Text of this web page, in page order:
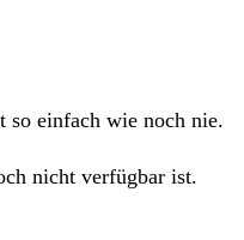
so einfach wie noch nie.
nicht verfügbar ist.